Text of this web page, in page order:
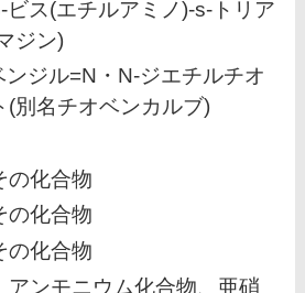
ビス(エチルアミノ)-s-トリア
ジン)
ンジル=N・N-ジエチルチオ
(別名チオベンカルブ)
の化合物
の化合物
の化合物
アンモニウム化合物、亜硝